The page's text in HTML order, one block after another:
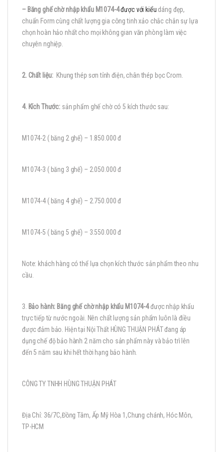
– Băng ghế chờ nhập khẩu M1074-4được với kiểu dáng đẹp,
chuẩn Form cùng chất lượng gia công tinh xảo chắc chắn sự lựa
chọn hoàn hảo nhất cho mọi không gian văn phòng làm việc
chuyên nghiệp.
2. Chất liệu: Khung thép sơn tỉnh điện, chân thép bọc Crom.
4. Kích Thước: sản phẩm ghế chờ có 5 kích thước sau:
M1074-2 ( băng 2 ghế) – 1.850.000 đ
M1074-3 ( băng 3 ghế) – 2.050.000 đ
M1074-4 ( băng 4 ghế) – 2.750.000 đ
M1074-5 ( băng 5 ghế) – 3.550.000 đ
Note: khách hàng có thể lựa chọn kích thước sản phẩm theo nhu
cầu.
3. Bảo hành: Băng ghế chờ nhập khẩu M1074-4được nhập khẩu
trực tiếp từ nước ngoài. Nên chất lượng sản phẩm luôn là điều
được đảm bảo. Hiện tại Nội Thất HÙNG THUẬN PHÁT đang áp
dụng chế độ bảo hành 2 năm cho sản phẩm này và bảo trì lên
đến 5 năm sau khi hết thời hạng bảo hành.
CÔNG TY TNHH HÙNG THUẬN PHÁT
Địa Chỉ: 36/7C,Đồng Tâm, Ấp Mỹ Hòa 1,Chung chánh, Hóc Môn,
TP-HCM